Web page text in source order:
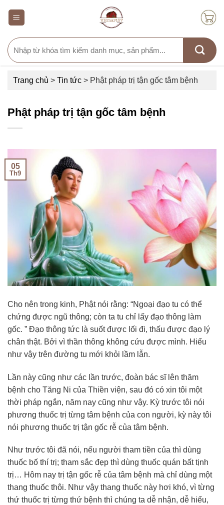
Search
for:
Trang chủ > Tin tức > Phật pháp trị tận gốc tâm bệnh
Phật pháp trị tận gốc tâm bệnh
05
Th9
Cho nên trong kinh, Phật nói rằng: “Ngoại đạo tu có thể
chứng được ngũ thông; còn ta tu chỉ lấy đạo thông làm
gốc. ” Đạo thông tức là suốt được lối đi, thấu được đạo lý
chân thật. Bởi vì thần thông không cứu được mình. Hiểu
như vậy trên đường tu mới khỏi lầm lẫn.
Lần này cũng như các lần trước, đoàn bác sĩ lên thăm
bệnh cho Tăng Ni của Thiền viện, sau đó có xin tôi một
thời pháp ngắn, năm nay cũng như vậy. Kỳ trước tôi nói
phương thuốc trị từng tâm bệnh của con người, kỳ này tôi
nói phương thuốc trị tận gốc rễ của tâm bệnh.
Như trước tôi đã nói, nếu người tham tiền của thì dùng
thuốc bố thí trị; tham sắc đẹp thì dùng thuốc quán bất tịnh
trị… Hôm nay trị tận gốc rễ của tâm bệnh mà chỉ dùng một
thang thuốc thôi. Như vậy thang thuốc này hơi khó, vì từng
thứ thuốc trị từng thứ bệnh thì chúng ta dễ nhận, dễ hiểu,